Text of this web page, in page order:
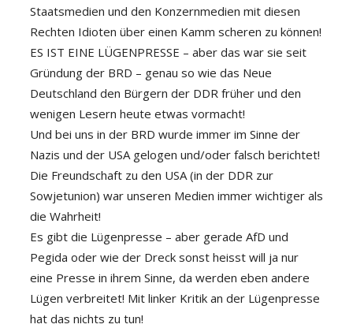
Staatsmedien und den Konzernmedien mit diesen
Rechten Idioten über einen Kamm scheren zu können!
ES IST EINE LÜGENPRESSE – aber das war sie seit
Gründung der BRD – genau so wie das Neue
Deutschland den Bürgern der DDR früher und den
wenigen Lesern heute etwas vormacht!
Und bei uns in der BRD wurde immer im Sinne der
Nazis und der USA gelogen und/oder falsch berichtet!
Die Freundschaft zu den USA (in der DDR zur
Sowjetunion) war unseren Medien immer wichtiger als
die Wahrheit!
Es gibt die Lügenpresse – aber gerade AfD und
Pegida oder wie der Dreck sonst heisst will ja nur
eine Presse in ihrem Sinne, da werden eben andere
Lügen verbreitet! Mit linker Kritik an der Lügenpresse
hat das nichts zu tun!